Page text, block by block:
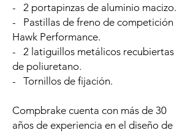
- 2 portapinzas de aluminio macizo.
- Pastillas de freno de competición
Hawk Performance.
- 2 latiguillos metálicos recubiertas
de poliuretano.
- Tornillos de fijación.
Compbrake cuenta con más de 30
años de experiencia en el diseño de